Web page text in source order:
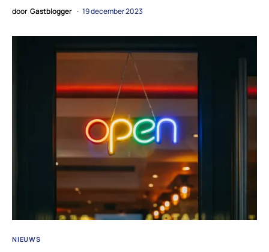
door Gastblogger 19 december 2023
NIEUWS